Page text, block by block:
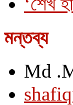
মন্তব্য
Md